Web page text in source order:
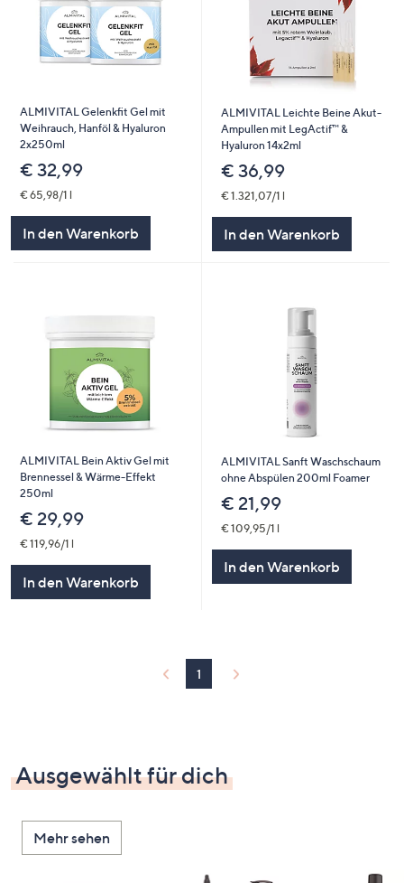
ALMIVITAL Gelenkfit Gel mit
Weihrauch, Hanföl & Hyaluron
2x250ml
€ 32,99
€ 65,98/1 l
In den Warenkorb
ALMIVITAL Leichte Beine Akut-
Ampullen mit LegActif™ &
Hyaluron 14x2ml
€ 36,99
€ 1.321,07/1 l
In den Warenkorb
ALMIVITAL Bein Aktiv Gel mit
Brennessel & Wärme-Effekt
250ml
€ 29,99
€ 119,96/1 l
In den Warenkorb
ALMIVITAL Sanft Waschschaum
ohne Abspülen 200ml Foamer
€ 21,99
€ 109,95/1 l
In den Warenkorb
1
Ausgewählt für dich
Mehr sehen